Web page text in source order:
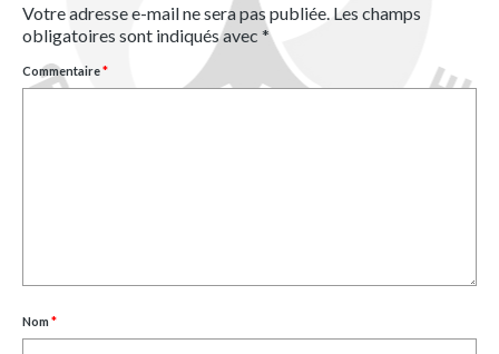
Votre adresse e-mail ne sera pas publiée. Les champs
obligatoires sont indiqués avec *
Commentaire*
Nom*